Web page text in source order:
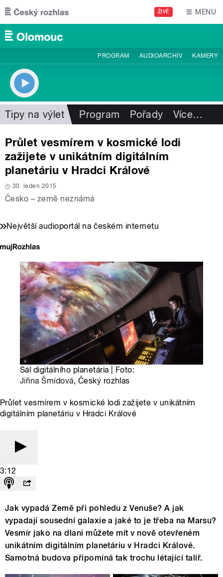
Přejít k hlavnímu obsahu
ŽIVĚ MENU
PROGRAM AUDIOARCHIV KAMERY
Tipy na výlet Program Pořady Více…
Průlet vesmírem v kosmické lodi
zažijete v unikátním digitálním
planetáriu v Hradci Králové
30. leden 2015
Česko – země neznámá
Největší audioportál na českém internetu
Sál digitálního planetária | Foto:
Jiřina Šmídová, Český rozhlas
Průlet vesmírem v kosmické lodi zažijete v unikátním
digitálním planetáriu v Hradci Králové
3:12
Jak vypadá Země při pohledu z Venuše? A jak
vypadají sousední galaxie a jaké to je třeba na Marsu?
Vesmír jako na dlani můžete mít v nově otevřeném
unikátním digitálním planetáriu v Hradci Králové.
Samotná budova připomíná tak trochu létající talíř.